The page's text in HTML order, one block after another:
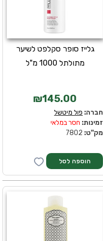
גלייז סופר סקלפט לשיער
מתולתל 1000 מ"ל
₪145.00
חברה: פול מיטשל
זמינות: חסר במלאי
מק''ט:
הוספה לסל